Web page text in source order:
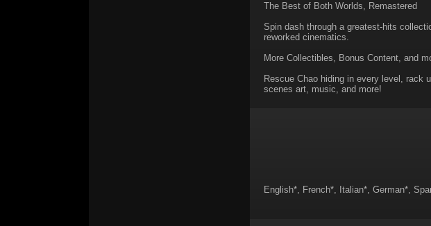
The Best of Both Worlds, Remastered
Spin dash through a greatest-hits
reworked cinematics.
More Collectibles, Bonus Content, and
Rescue Chao hiding in every level, rack
scenes art, music, and more!
English*, French*, Italian*, German*,